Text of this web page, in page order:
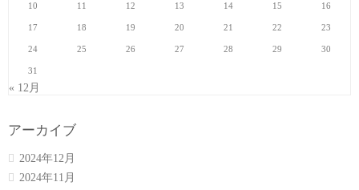
10 11 12 13 14 15 16
17 18 19 20 21 22 23
24 25 26 27 28 29 30
31
« 12月
アーカイブ
2024年12月
2024年11月